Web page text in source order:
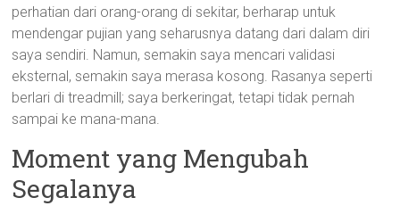
perhatian dari orang-orang di sekitar, berharap untuk
mendengar pujian yang seharusnya datang dari dalam diri
saya sendiri. Namun, semakin saya mencari validasi
eksternal, semakin saya merasa kosong. Rasanya seperti
berlari di treadmill; saya berkeringat, tetapi tidak pernah
sampai ke mana-mana.
Moment yang Mengubah
Segalanya